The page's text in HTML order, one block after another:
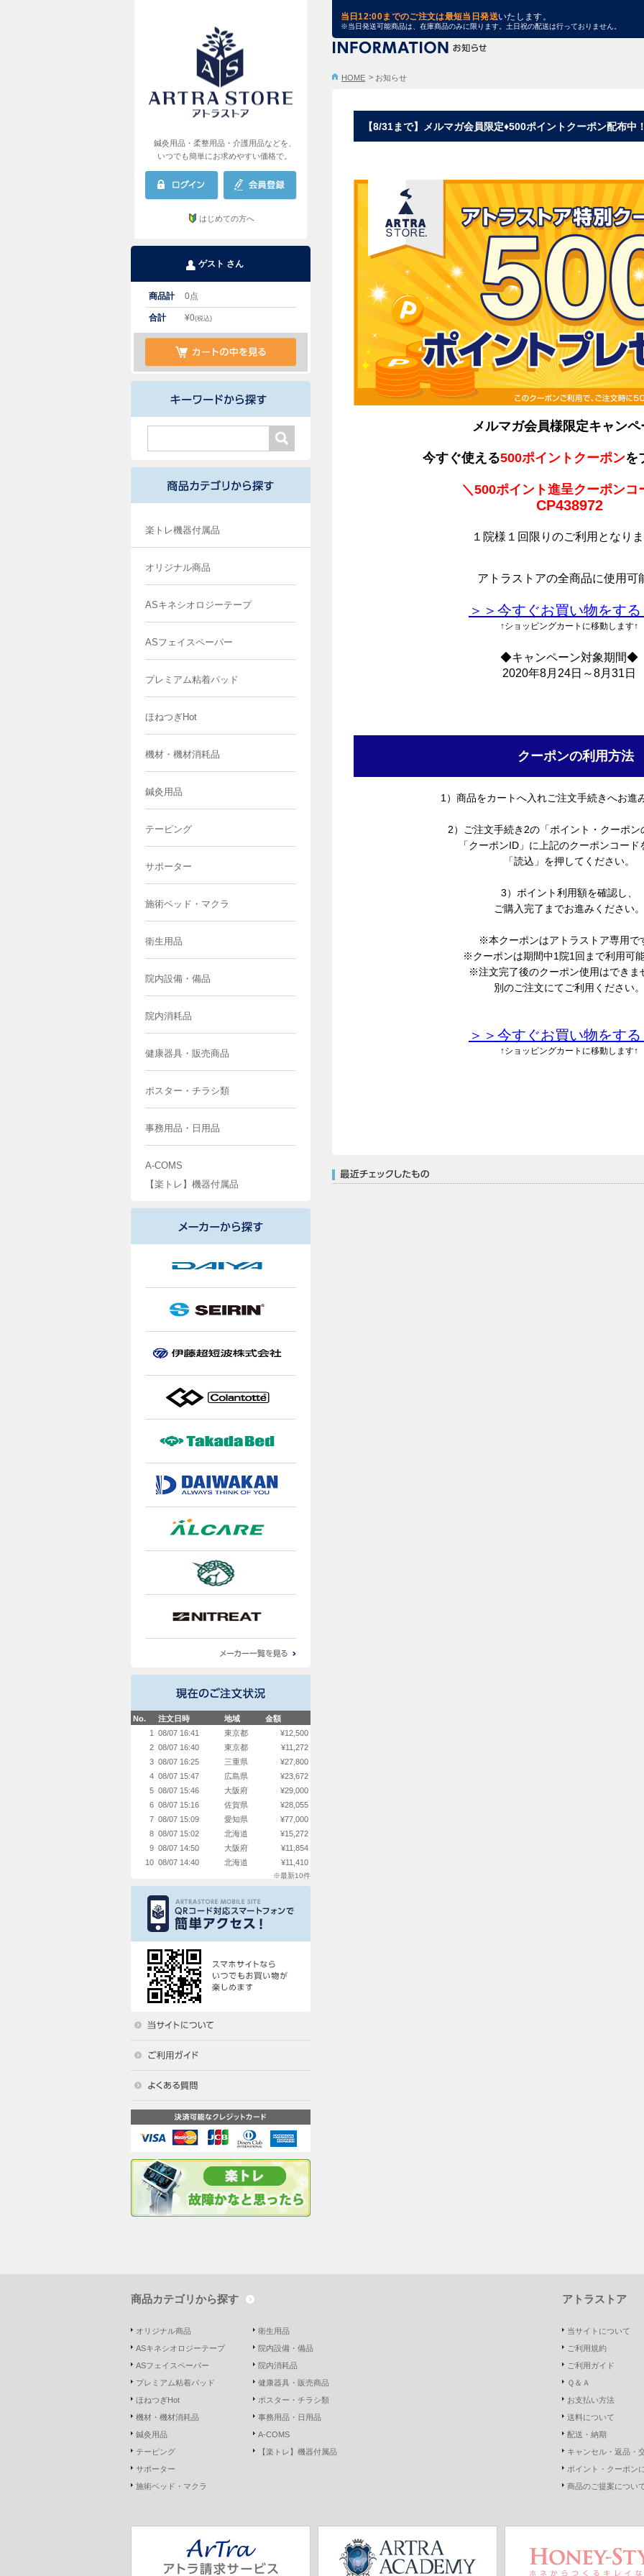
鍼灸用品・柔整用品・介護用品などを、
いつでも簡単にお求めやすい価格で。
はじめての方へ
ゲスト さん
商品計 0点
合計 ¥0(税込)
楽トレ機器付属品
オリジナル商品
ASキネシオロジーテープ
ASフェイスペーパー
プレミアム粘着パッド
ほねつぎHot
機材・機材消耗品
鍼灸用品
テーピング
サポーター
施術ベッド・マクラ
衛生用品
院内設備・備品
院内消耗品
健康器具・販売商品
ポスター・チラシ類
事務用品・日用品
A-COMS
【楽トレ】機器付属品
No. 注文日時 地域
金額
1
08/07 16:41 東京都
¥12,500
2 08/07 16:40 東京都
¥11,272
3 08/07 16:25 三重県
¥27,800
4 08/07 15:47 広島県
¥23,672
5 08/07 15:46 大阪府
¥29,000
6 08/07 15:16 佐賀県
¥28,055
7 08/07 15:09 愛知県
¥77,000
8 08/07 15:02 北海道
¥15,272
9 08/07 14:50 大阪府
¥11,854
10 08/07 14:40 北海道 ¥11,410
※最新10件
当日12:00までのご注文は最短当日発送いたします。
※当日発送可能商品は、在庫商品のみに限ります。土日祝の配送は行っておりません。
HOME お知らせ
【8/31まで】メルマガ会員限定♦500ポイントクーポン配布中！
メルマガ会員様限定キャンペ
今すぐ使える500ポイントクーポンを
＼500ポイント進呈クーポンコ
CP438972
１院様１回限りのご利用となりま
アトラストアの全商品に使用可
＞＞今すぐお買い物をする
↑ショッピングカートに移動します↑
◆キャンペーン対象期間◆
2020年8月24日～8月31日
クーポンの利用方法
1）商品をカートへ入れご注文手続きへお進
2）ご注文手続き2の「ポイント・クーポン
「クーポンID」に上記のクーポンコード
「読込」を押してください。
3）ポイント利用額を確認し、
ご購入完了までお進みください。
※本クーポンはアトラストア専用で
※クーポンは期間中1院1回まで利用可能
※注文完了後のクーポン使用はできま
別のご注文にてご利用ください。
＞＞今すぐお買い物をする
↑ショッピングカートに移動します↑
商品カテゴリから探す
オリジナル商品
ASキネシオロジーテープ
ASフェイスペーパー
プレミアム粘着パッド
ほねつぎHot
機材・機材消耗品
鍼灸用品
テーピング
サポーター
施術ベッド・マクラ
衛生用品
院内設備・備品
院内消耗品
健康器具・販売商品
ポスター・チラシ類
事務用品・日用品
A-COMS
【楽トレ】機器付属品
アトラストア
当サイトについて
ご利用規約
ご利用ガイド
Ｑ＆Ａ
お支払い方法
送料について
配送・納期
キャンセル・返品・
ポイント・クーポン
商品のご提案につい